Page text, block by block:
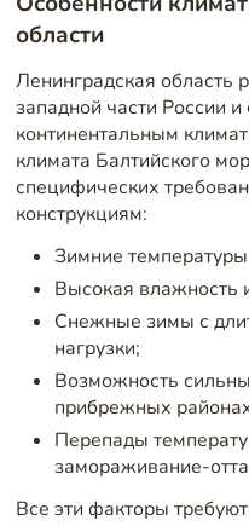
области
Ленинградская область
западной части России
континентальным
климата Балтийского
специфических
конструкциям:
Зимние
Высокая влажность
Снежные зимы с
нагрузки;
Возможность
прибрежных
Перепады
замораживание-
Все эти факторы